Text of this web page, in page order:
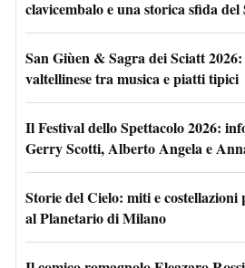
clavicembalo e una storica sfida del
San Giùen & Sagra dei Sciatt
valtellinese tra musica e piatti tipici
Il Festival dello Spettacolo 2026:
Gerry Scotti, Alberto Angela e
Storie del Cielo: miti e costellazioni
al Planetario di Milano